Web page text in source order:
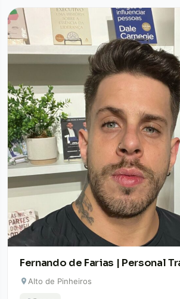
Fernando de Farias | Personal
Alto de Pinheiros